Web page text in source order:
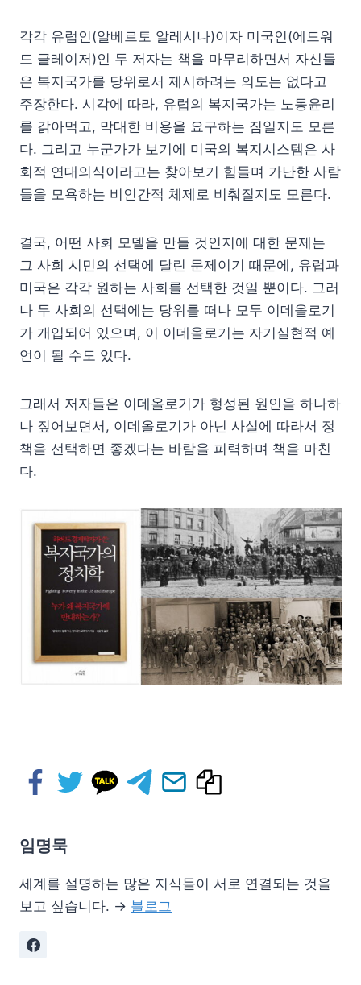
각각 유럽인(알베르토 알레시나)이자 미국인(에드워
드 글레이저)인 두 저자는 책을 마무리하면서 자신들
은 복지국가를 당위로서 제시하려는 의도는 없다고
주장한다. 시각에 따라, 유럽의 복지국가는 노동윤리
를 갉아먹고, 막대한 비용을 요구하는 짐일지도 모른
다. 그리고 누군가가 보기에 미국의 복지시스템은 사
회적 연대의식이라고는 찾아보기 힘들며 가난한 사람
들을 모욕하는 비인간적 체제로 비춰질지도 모른다.
결국, 어떤 사회 모델을 만들 것인지에 대한 문제는
그 사회 시민의 선택에 달린 문제이기 때문에, 유럽과
미국은 각각 원하는 사회를 선택한 것일 뿐이다. 그러
나 두 사회의 선택에는 당위를 떠나 모두 이데올로기
가 개입되어 있으며, 이 이데올로기는 자기실현적 예
언이 될 수도 있다.
그래서 저자들은 이데올로기가 형성된 원인을 하나하
나 짚어보면서, 이데올로기가 아닌 사실에 따라서 정
책을 선택하면 좋겠다는 바람을 피력하며 책을 마친
다.
임명묵
세계를 설명하는 많은 지식들이 서로 연결되는 것을
보고 싶습니다. → 블로그